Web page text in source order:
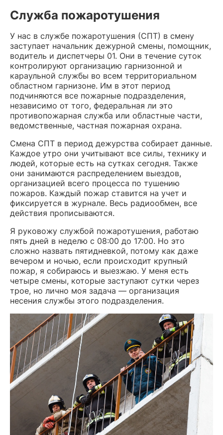
Служба пожаротушения
У нас в службе пожаротушения (СПТ) в смену
заступает начальник дежурной смены, помощник,
водитель и диспетчеры 01. Они в течение суток
контролируют организацию гарнизонной и
караульной службы во всем территориальном
областном гарнизоне. Им в этот период
подчиняются все пожарные подразделения,
независимо от того, федеральная ли это
противопожарная служба или областные части,
ведомственные, частная пожарная охрана.
Смена СПТ в период дежурства собирает данные.
Каждое утро они учитывают все силы, технику и
людей, которые есть на сутках сегодня. Также
они занимаются распределением выездов,
организацией всего процесса по тушению
пожаров. Каждый пожар ставится на учет и
фиксируется в журнале. Весь радиообмен, все
действия прописываются.
Я руковожу службой пожаротушения, работаю
пять дней в неделю с 08:00 до 17:00. Но это
сложно назвать пятидневкой, потому как даже
вечером и ночью, если происходит крупный
пожар, я собираюсь и выезжаю. У меня есть
четыре смены, которые заступают сутки через
трое, но лично моя задача — организация
несения службы этого подразделения.